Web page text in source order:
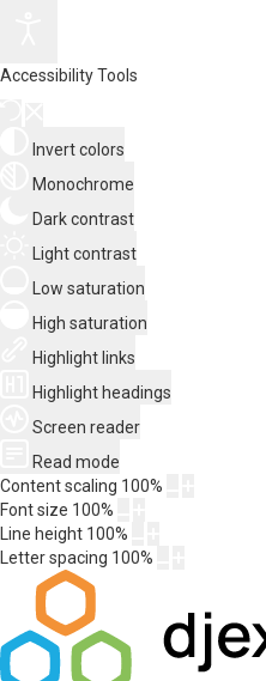
Accessibility Tools
Invert colors
Monochrome
Dark contrast
Light contrast
Low saturation
High saturation
Highlight links
Highlight headings
Screen reader
Read mode
Content scaling 100%
Font size 100%
Line height 100%
Letter spacing 100%